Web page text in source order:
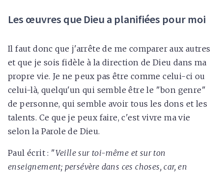
Les œuvres que Dieu a planifiées pour moi
Il faut donc que j'arrête de me comparer aux autres
et que je sois fidèle à la direction de Dieu dans ma
propre vie. Je ne peux pas être comme celui-ci ou
celui-là, quelqu'un qui semble être le "bon genre"
de personne, qui semble avoir tous les dons et les
talents. Ce que je peux faire, c'est vivre ma vie
selon la Parole de Dieu.
Paul écrit : "Veille sur toi-même et sur ton
enseignement; persévère dans ces choses, car, en